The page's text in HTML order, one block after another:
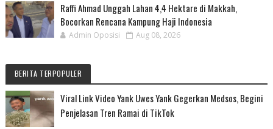
Raffi Ahmad Unggah Lahan 4,4 Hektare di Makkah,
Bocorkan Rencana Kampung Haji Indonesia
Admin Oposisi Aug 08, 2026
BERITA TERPOPULER
Viral Link Video Yank Uwes Yank Gegerkan Medsos, Begini
Penjelasan Tren Ramai di TikTok